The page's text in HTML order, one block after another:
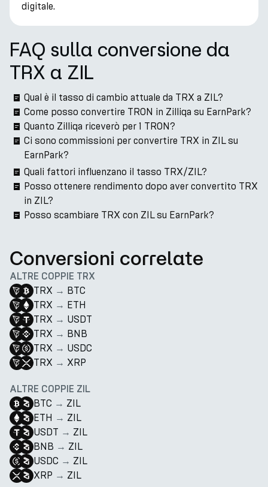
digitale.
FAQ sulla conversione da
TRX a ZIL
Qual è il tasso di cambio attuale da TRX a ZIL?
Come posso convertire TRON in Zilliqa su EarnPark?
Quanto Zilliqa riceverò per 1 TRON?
Ci sono commissioni per convertire TRX in ZIL su
EarnPark?
Quali fattori influenzano il tasso TRX/ZIL?
Posso ottenere rendimento dopo aver convertito TRX
in ZIL?
Posso scambiare TRX con ZIL su EarnPark?
Conversioni correlate
ALTRE COPPIE TRX
TRX → BTC
TRX → ETH
TRX → USDT
TRX → BNB
TRX → USDC
TRX → XRP
ALTRE COPPIE ZIL
BTC → ZIL
ETH → ZIL
USDT → ZIL
BNB → ZIL
USDC → ZIL
XRP → ZIL